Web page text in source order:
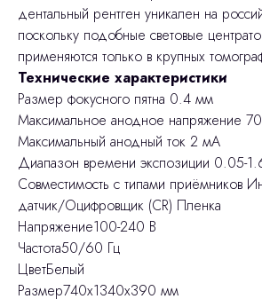
дентальный рентген уникален на
поскольку подобные световые
применяются только в крупных
Технические характеристики
Размер фокусного пятна 0.4 мм
Максимальное анодное напряжение
Максимальный анодный ток 2 мА
Диапазон времени экспозиции 0.05-
Совместимость с типами приёмников
датчик/Оцифровщик (CR) Пленка
Напряжение100-240 В
Частота50/60 Гц
ЦветБелый
Размер740х1340х390 мм